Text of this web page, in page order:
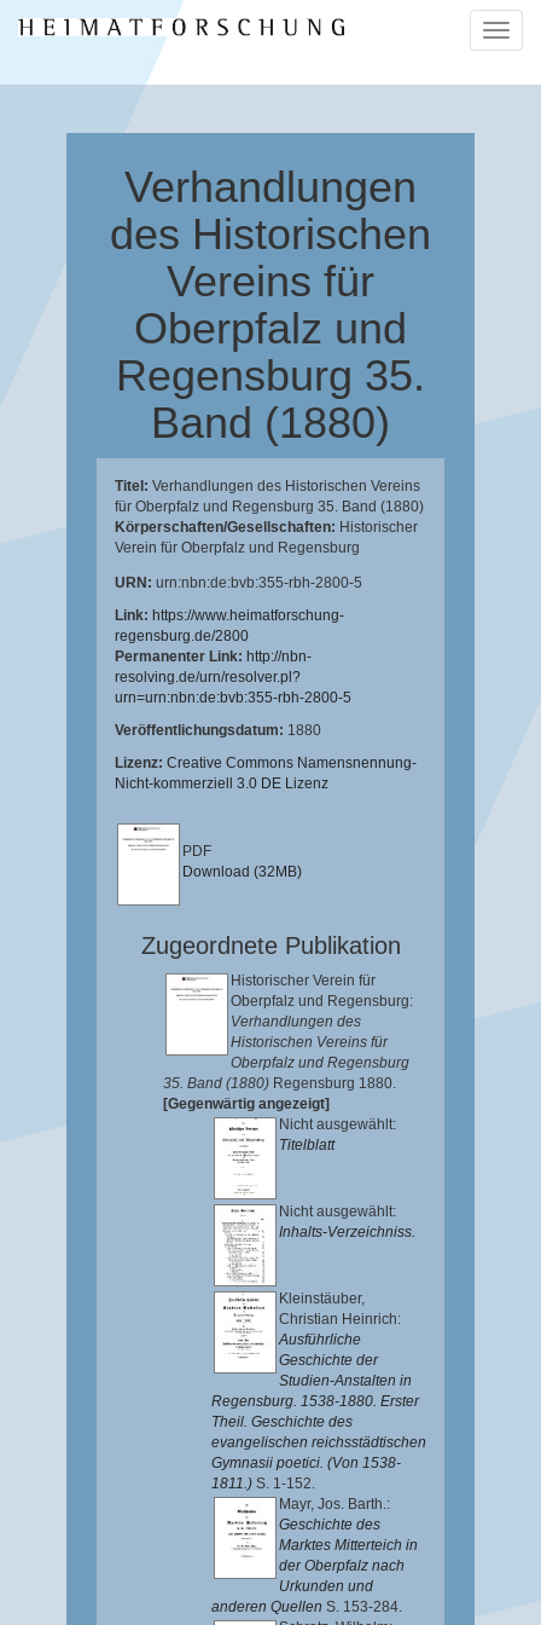
ein-/
Verhandlungen
des Historischen
Vereins für
Oberpfalz und
Regensburg 35.
Band (1880)
Titel: Verhandlungen des Historischen Vereins
für Oberpfalz und Regensburg 35. Band (1880)
Körperschaften/Gesellschaften: Historischer
Verein für Oberpfalz und Regensburg
URN: urn:nbn:de:bvb:355-rbh-2800-5
Link: https://www.heimatforschung-
regensburg.de/2800
Permanenter Link: http://nbn-
resolving.de/urn/resolver.pl?
urn=urn:nbn:de:bvb:355-rbh-2800-5
Veröffentlichungsdatum: 1880
Lizenz: Creative Commons Namensnennung-
Nicht-kommerziell 3.0 DE Lizenz
PDF
Download (32MB)
Zugeordnete Publikation
Historischer Verein für
Oberpfalz und Regensburg:
Verhandlungen des
Historischen Vereins für
Oberpfalz und Regensburg
35. Band (1880) Regensburg 1880.
[Gegenwärtig angezeigt]
Nicht ausgewählt:
Titelblatt
Nicht ausgewählt:
Inhalts-Verzeichniss.
Kleinstäuber,
Christian Heinrich:
Ausführliche
Geschichte der
Studien-Anstalten in
Regensburg. 1538-1880. Erster
Theil. Geschichte des
evangelischen reichsstädtischen
Gymnasii poetici. (Von 1538-
1811.) S. 1-152.
Mayr, Jos. Barth.:
Geschichte des
Marktes Mitterteich in
der Oberpfalz nach
Urkunden und
anderen Quellen S. 153-284.